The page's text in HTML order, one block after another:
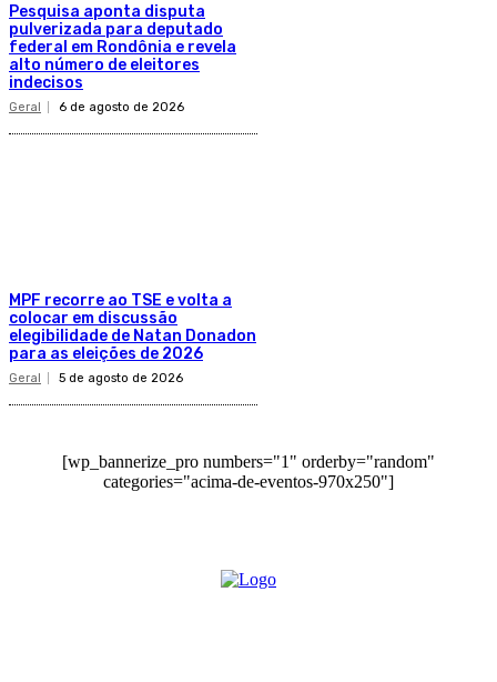
Pesquisa aponta disputa
pulverizada para deputado
federal em Rondônia e revela
alto número de eleitores
indecisos
Geral 6 de agosto de 2026
MPF recorre ao TSE e volta a
colocar em discussão
elegibilidade de Natan Donadon
para as eleições de 2026
Geral 5 de agosto de 2026
[wp_bannerize_pro numbers="1" orderby="random"
categories="acima-de-eventos-970x250"]